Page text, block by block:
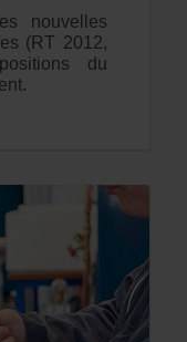
nouvelles
(RT 2012,
du